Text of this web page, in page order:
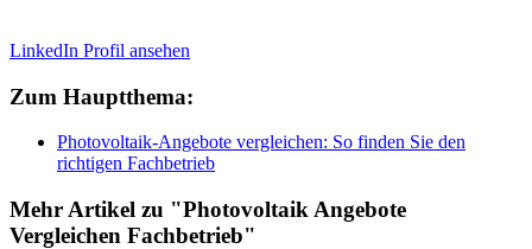
LinkedIn Profil ansehen
Zum Hauptthema:
Photovoltaik-Angebote vergleichen: So finden Sie den
richtigen Fachbetrieb
Mehr Artikel zu "Photovoltaik Angebote
Vergleichen Fachbetrieb"